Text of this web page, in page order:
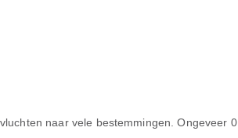
naar vele bestemmingen. Ongeveer 0